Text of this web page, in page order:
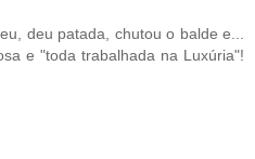
deu patada, chutou o balde e...
e "toda trabalhada na Luxúria"!